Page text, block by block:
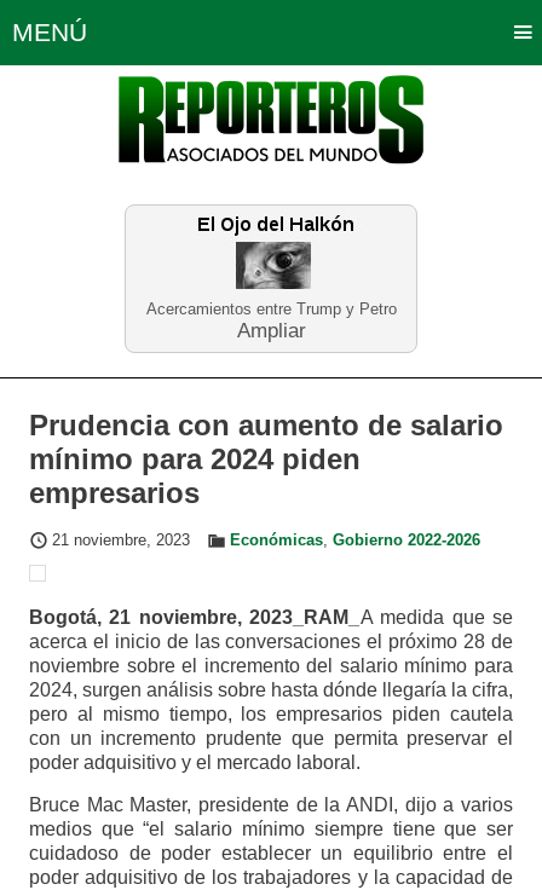
Acercamientos entre Trump y Petro
Ampliar
MENÚ
Política Opinión Bogotá
Planeta Tierra Deportes
Educación Neira
Prudencia con aumento de salario
mínimo para 2024 piden
empresarios
21 noviembre, 2023 Económicas, Gobierno 2022-2026
Bogotá, 21 noviembre, 2023_RAM_ A medida que se
acerca el inicio de las conversaciones el próximo 28 de
noviembre sobre el incremento del salario mínimo para
2024, surgen análisis sobre hasta dónde llegaría la cifra,
pero al mismo tiempo, los empresarios piden cautela
con un incremento prudente que permita preservar el
poder adquisitivo y el mercado laboral.
Bruce Mac Master, presidente de la ANDI, dijo a varios
medios que “el salario mínimo siempre tiene que ser
cuidadoso de poder establecer un equilibrio entre el
poder adquisitivo de los trabajadores y la capacidad de